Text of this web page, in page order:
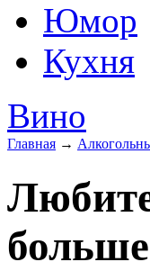
Юмор
Кухня
Вино
Главная →
больше